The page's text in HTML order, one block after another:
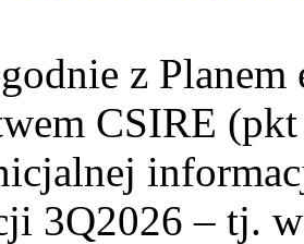
z
CSIRE
3Q2026 – tj.